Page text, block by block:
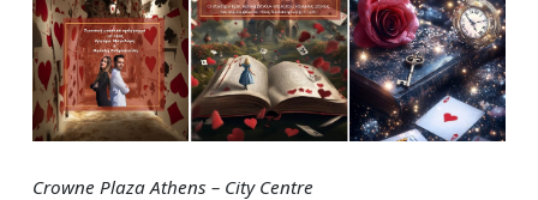
Crowne Plaza Athens – City Centre